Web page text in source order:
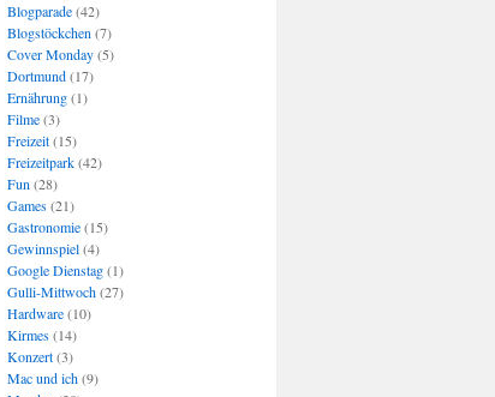
Blogparade(42)
Blogstöckchen (7)
Cover Monday(5)
Dortmund(17)
Ernährung(1)
Filme(3)
Freizeit(15)
Freizeitpark(42)
Fun (28)
Games(21)
Gastronomie(15)
Gewinnspiel(4)
Google Dienstag(1)
Gulli-Mittwoch(27)
Hardware(10)
Kirmes(14)
Konzert(3)
Mac und ich(9)